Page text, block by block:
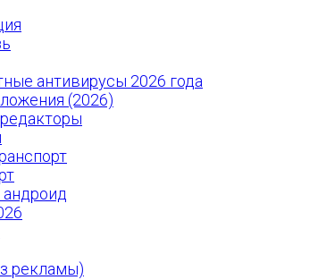
антивирусы 2026 года
(2026)
рекламы)